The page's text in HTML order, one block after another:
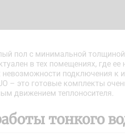
пол с минимальной
в тех помещениях, где
невозможности подключения
– это готовые комплекты
движением теплоносителя.
тонкого